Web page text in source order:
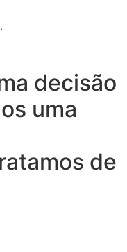
decisão
uma
de